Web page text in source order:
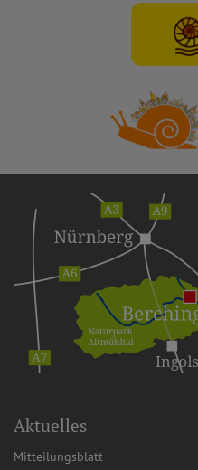
Aktuelles
Mitteilungsblatt